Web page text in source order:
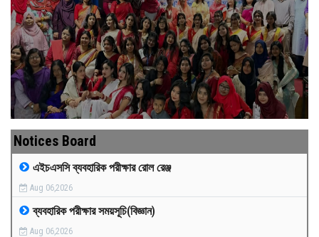
ABOUT US
FACULTIES
ACADEMICS
GALLERY
MEDIA
PAYMENT
Notices Board
এইচএসসি ব্যবহারিক পরীক্ষার রোল রেঞ্জ
Aug 06,2026
ব্যবহারিক পরীক্ষার সময়সূচি(বিজ্ঞান)
Aug 06,2026